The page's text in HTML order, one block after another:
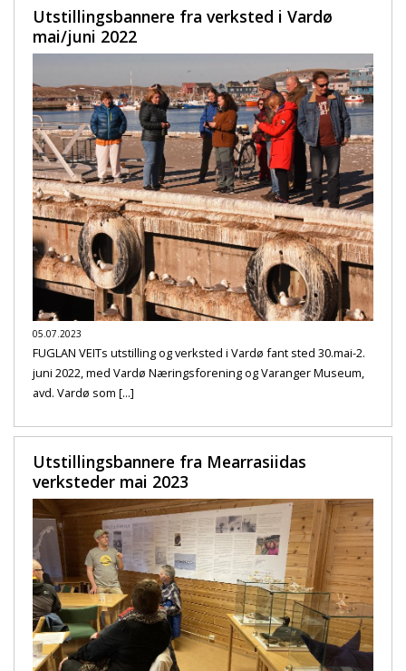
Utstillingsbannere fra verksted i Vardø
mai/juni 2022
05.07.2023
FUGLAN VEITs utstilling og verksted i Vardø fant sted 30.mai-2.
juni 2022, med Vardø Næringsforening og Varanger Museum,
avd. Vardø som [...]
Utstillingsbannere fra Mearrasiidas
verksteder mai 2023